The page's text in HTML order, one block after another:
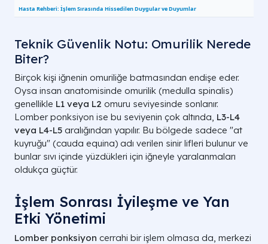
Klinik Karar Matrisi: Belirtilere Göre Lomber
şiddetli baş ağrısı (SAK)
Görme kaybı,
uyuşma,
güçsüzlük
Multipl Skleroz (MS)
Bacaklardan
yukarı yayılan ani
felç
Guillain-Barré
Sendromu
görme bulanıklığı Hipertansiyon
Teknik Güvenlik Notu: Omurilik Nerede
Biter?
Birçok kişi iğnenin omuriliğe batmasından endişe eder.
Oysa insan anatomisinde omurilik (medulla spinalis)
genellikle L1 veya L2 omuru seviyesinde sonlanır.
Lomber ponksiyon ise bu seviyenin çok altında, L3-L4
veya L4-L5 aralığından yapılır. Bu bölgede sadece "at
kuyruğu" (cauda equina) adı verilen sinir lifleri bulunur ve
bunlar sıvı içinde yüzdükleri için iğneyle yaralanmaları
oldukça güçtür.
İşlem Sonrası İyileşme ve Yan
Etki Yönetimi
Lomber ponksiyon cerrahi bir işlem olmasa da, merkezi